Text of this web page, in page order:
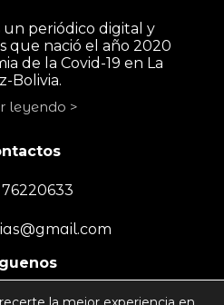
un periódico digital y
que nació el año 2020
de la Covid-19 en La
Bolivia.
leyendo >
76220633